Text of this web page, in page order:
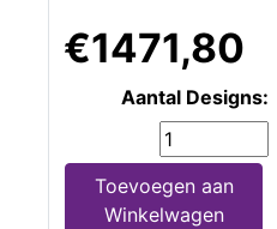
€1471,80
Aantal Designs:
Toevoegen aan
Winkelwagen